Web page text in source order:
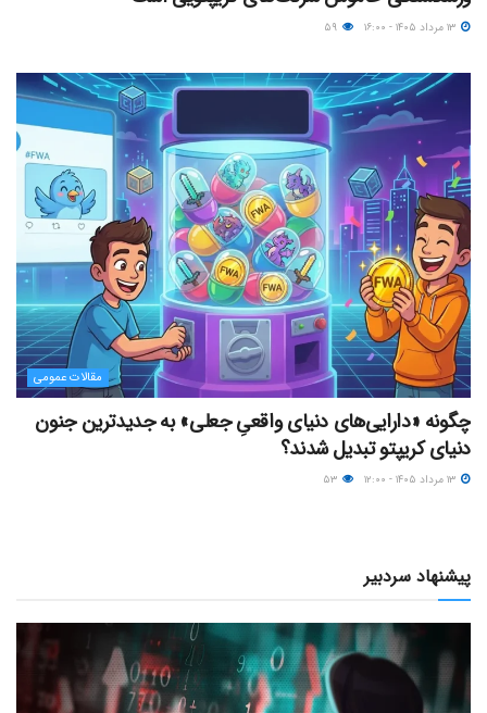
مقالات عمومی
چگونه «دارایی‌های دنیای واقعیِ جعلی» به جدیدترین جنون
دنیای کریپتو تبدیل شدند؟
پیشنهاد سردبیر